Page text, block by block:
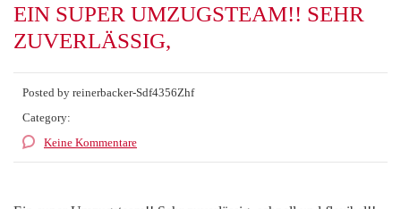
EIN SUPER UMZUGSTEAM!! SEHR
ZUVERLÄSSIG,
Posted by reinerbacker-Sdf4356Zhf
Category:
Keine Kommentare